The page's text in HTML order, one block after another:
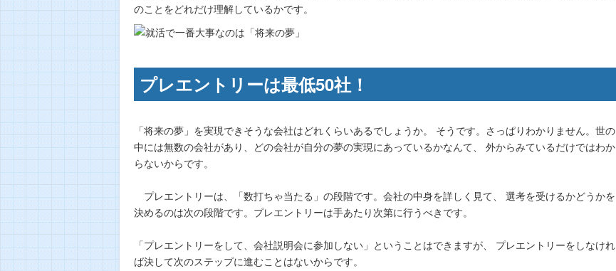
のことをどれだけ理解しているかです。
プレエントリーは最低50社！
「将来の夢」を実現できそうな会社はどれくらいあるでしょうか。 そうです。さっぱりわかりません。世の
中には無数の会社があり、どの会社が自分の夢の実現にあっているかなんて、 外からみているだけではわか
らないからです。
プレエントリーは、「数打ちゃ当たる」の段階です。会社の中身を詳しく見て、 選考を受けるかどうかを
決めるのは次の段階です。プレエントリーは手あたり次第に行うべきです。
「プレエントリーをして、会社説明会に参加しない」ということはできますが、 プレエントリーをしなけれ
ば決して次のステップに進むことはないからです。